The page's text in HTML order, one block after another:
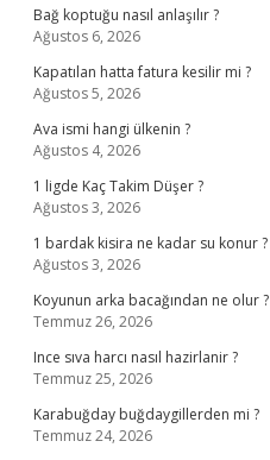
Bağ koptuğu nasıl anlaşılır ?
Ağustos 6, 2026
Kapatılan hatta fatura kesilir mi ?
Ağustos 5, 2026
Ava ismi hangi ülkenin ?
Ağustos 4, 2026
1 ligde Kaç Takim Düşer ?
Ağustos 3, 2026
1 bardak kisira ne kadar su konur ?
Ağustos 3, 2026
Koyunun arka bacağından ne olur ?
Temmuz 26, 2026
Ince sıva harcı nasıl hazirlanir ?
Temmuz 25, 2026
Karabuğday buğdaygillerden mi ?
Temmuz 24, 2026